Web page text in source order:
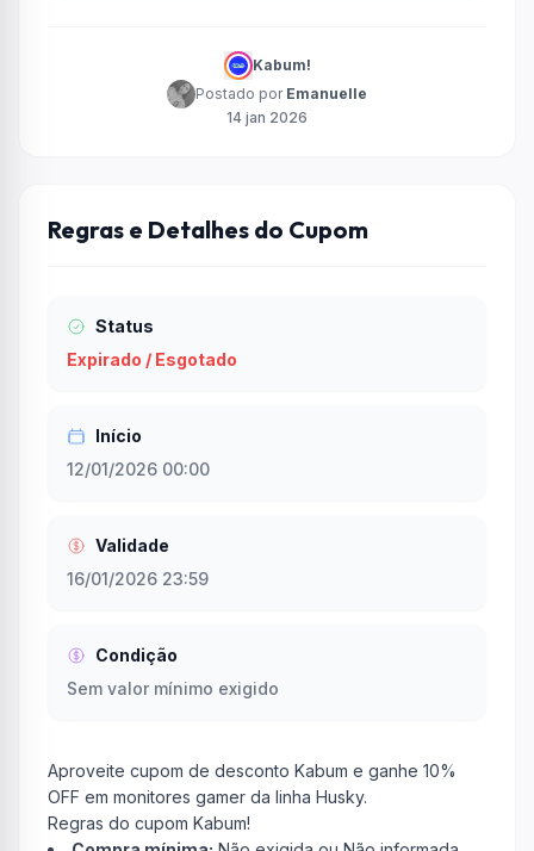
Kabum!
Postado por Emanuelle
14 jan 2026
Regras e Detalhes do Cupom
Status
Expirado / Esgotado
Início
12/01/2026 00:00
Validade
16/01/2026 23:59
Condição
Sem valor mínimo exigido
Aproveite cupom de desconto Kabum e ganhe 10%
OFF em monitores gamer da linha Husky.
Regras do cupom Kabum!